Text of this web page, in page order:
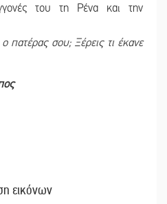
του τη Ρένα και την
πατέρας σου; Ξέρεις τι έκανε
εικόνων